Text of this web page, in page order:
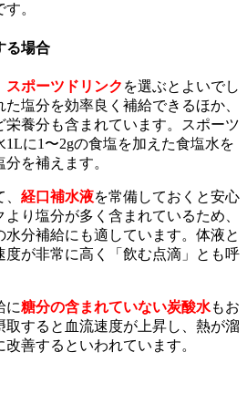
。
る場合
スポーツドリンク を選ぶとよいでし
塩分を効率良く補給できるほか、
栄養分も含まれています。スポーツ
1Lに1〜2gの食塩を加えた食塩水を
を補えます。
経口補水液を常備しておくと安心
り塩分が多く含まれているため、
分補給にも適しています。体液と
度が非常に高く「飲む点滴」とも呼
に糖分の含まれていない炭酸水もお
すると血流速度が上昇し、熱が溜
善するといわれています。